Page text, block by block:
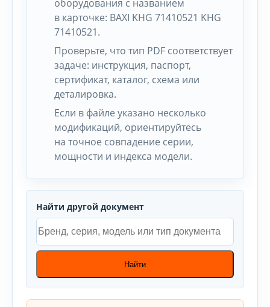
оборудования с названием
в карточке: BAXI KHG 71410521 KHG
71410521.
Проверьте, что тип PDF соответствует
задаче: инструкция, паспорт,
сертификат, каталог, схема или
деталировка.
Если в файле указано несколько
модификаций, ориентируйтесь
на точное совпадение серии,
мощности и индекса модели.
Найти другой документ
Найти